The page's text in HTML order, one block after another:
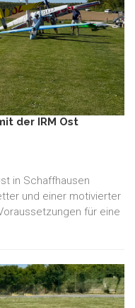
der IRM Ost
in Schaffhausen
und einer motivierter
für eine